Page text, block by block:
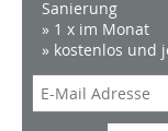
Sanierung
» 1 x im Monat
» kostenlos und